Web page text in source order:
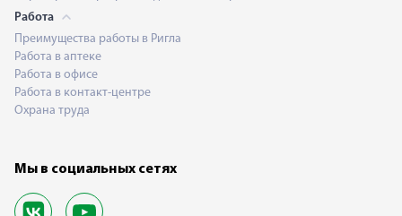
Работа
Преимущества работы в Ригла
Работа в аптеке
Работа в офисе
Работа в контакт-центре
Охрана труда
Мы в социальных сетях